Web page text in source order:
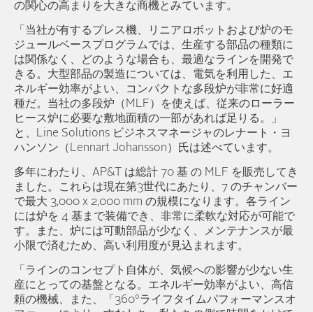
の関心の高まりを大きな商機とみています。
「当社が有するプレス機、リニアロボットおよび炉のモ
ジュールベースプログラムでは、生産する部品の種類に
は関係なく、どのような場合も、最適なラインを開発で
きる。大型部品の製造については、電気を利用した、エ
ネルギー効率がよい、コンパクトな多段炉が非常に好適
種だ。当社の多段炉（MLF）を使えば、従来のローラー
ヒース炉に必要な敷地面積の一部があれば足りる。」
と、Line Solutions ビジネスマネージャのレナート・ヨ
ハンソン（Lennart Johansson）氏は述べています。
多年にわたり、AP&T は総計 70 基 の MLF を販売してき
ました。これらは現在第3世代にあたり、7 のチャンバー
で最大 3,000 x 2,000 mm の規模になります。各ライン
には炉を 4 基まで装備でき、非常に柔軟な対応が可能で
す。また、炉には可動部品が少なく、メンテナンスが最
小限で済むため、高い利用度が見込まれます。
「ラインのコンセプト自体が、気候への影響が少ない生
産にとっての基盤となる。エネルギー効率がよい、高信
頼の機械、また、「360°ライフタイムパフォーマンスオ